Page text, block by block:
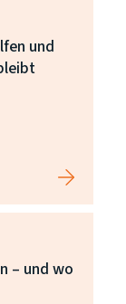
und
– und wo